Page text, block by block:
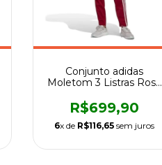
Conjunto adidas
Moletom 3 Listras Rosa
R$699,90
6x de R$116,65 sem juros